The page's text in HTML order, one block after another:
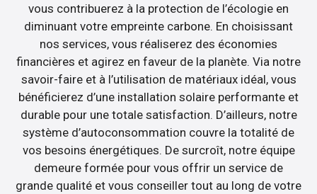
vous contribuerez à la protection de l’écologie en
diminuant votre empreinte carbone. En choisissant
nos services, vous réaliserez des économies
financières et agirez en faveur de la planète. Via notre
savoir-faire et à l’utilisation de matériaux idéal, vous
bénéficierez d’une installation solaire performante et
durable pour une totale satisfaction. D’ailleurs, notre
système d’autoconsommation couvre la totalité de
vos besoins énergétiques. De surcroît, notre équipe
demeure formée pour vous offrir un service de
grande qualité et vous conseiller tout au long de votre